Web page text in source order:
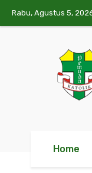
Rabu, Agustus 5,
Home